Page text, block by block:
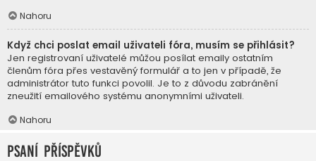
Nahoru
Když chci poslat email uživateli fóra, musím se přihlásit?
Jen registrovaní uživatelé můžou posílat emaily ostatním
členům fóra přes vestavěný formulář a to jen v případě, že
administrátor tuto funkci povolil. Je to z důvodu zabránění
zneužití emailového systému anonymními uživateli.
Nahoru
Psaní příspěvků